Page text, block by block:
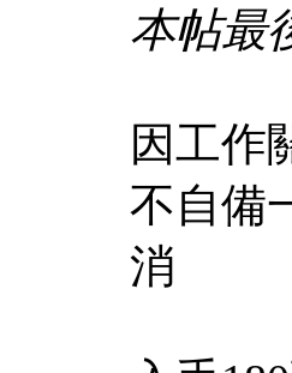
本帖最
因工作
不自備
消